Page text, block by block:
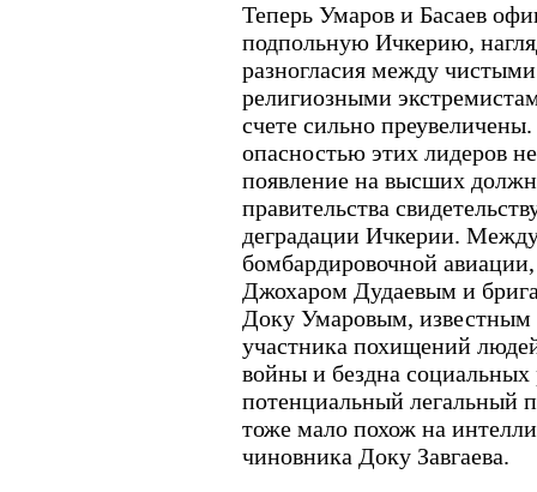
Теперь Умаров и Басаев
подпольную Ичкерию,
разногласия между
религиозными
счете сильно
опасностью этих лидеров
появление на высших
правительства
деградации Ичкерии.
бомбардировочной
Джохаром Дудаевым и
Доку Умаровым, известным
участника похищений
войны и бездна
потенциальный легальный
тоже мало похож на
чиновника Доку Завгаева.